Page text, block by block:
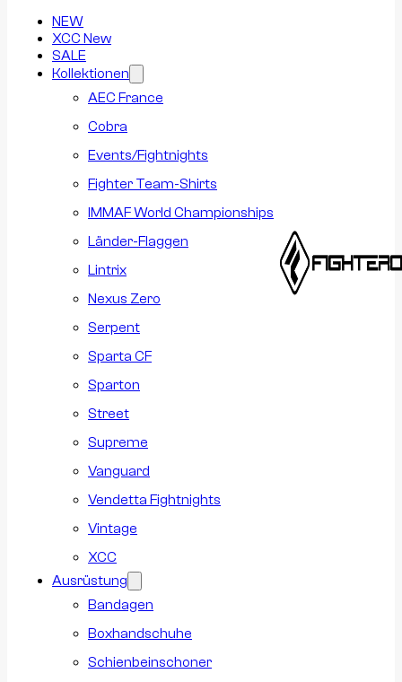
NEW
XCC New
SALE
Kollektionen
AEC France
Cobra
Events/Fightnights
Fighter Team-Shirts
IMMAF World Championships
Länder-Flaggen
Lintrix
Nexus Zero
Serpent
Sparta CF
Sparton
Street
Supreme
Vanguard
Vendetta Fightnights
Vintage
XCC
Ausrüstung
Bandagen
Boxhandschuhe
Schienbeinschoner